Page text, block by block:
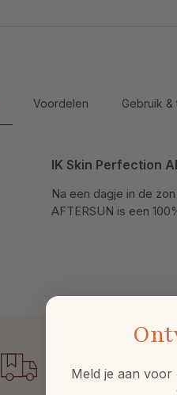
Voordelen Gebruik &
IK Skin Perfection
Na een dagje in de
AFTERSUN is een
Meld je aan